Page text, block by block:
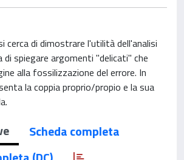
cerca di dimostrare l'utilità dell'analisi
spiegare argomenti "delicati" che
alla fossilizzazione del errore. In
la coppia proprio/propio e la sua
Scheda completa